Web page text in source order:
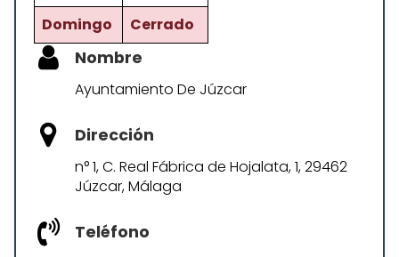
Domingo
Cerrado
Nombre
Ayuntamiento De Júzcar
Dirección
n° 1, C. Real Fábrica de Hojalata, 1, 29462
Júzcar, Málaga
Teléfono